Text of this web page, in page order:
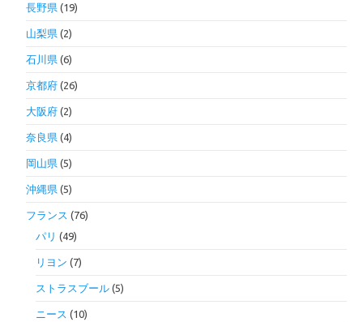
長野県 (19)
山梨県 (2)
石川県 (6)
京都府 (26)
大阪府 (2)
奈良県 (4)
岡山県 (5)
沖縄県 (5)
フランス (76)
パリ (49)
リヨン (7)
ストラスブール (5)
ニース (10)